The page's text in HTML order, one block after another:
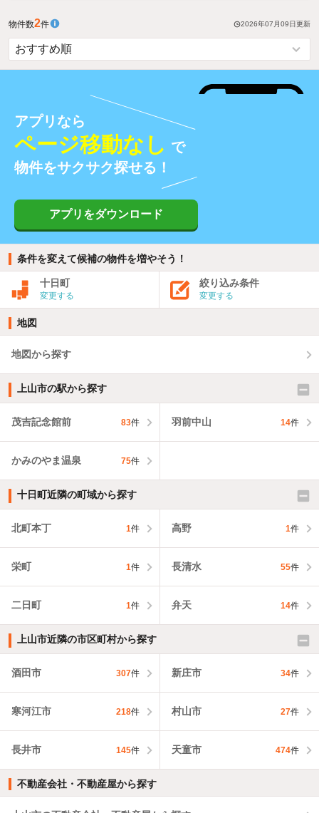
物件数2件 2026年07月09日 更新
アプリなら
ページ移動なし で
物件をサクサク探せる！
アプリをダウンロード
条件を変えて候補の物件を増やそう！
十日町
変更する
絞り込み条件
変更する
地図
地図から探す
上山市の駅から探す
茂吉記念館前 83件 羽前中山 14件
かみのやま温泉 75件
十日町近隣の町域から探す
北町本丁 1件 高野 1件
栄町 1件 長清水 55件
二日町 1件 弁天 14件
上山市近隣の市区町村から探す
酒田市 307件 新庄市 34件
寒河江市 218件 村山市 27件
長井市 145件 天童市 474件
不動産会社・不動産屋から探す